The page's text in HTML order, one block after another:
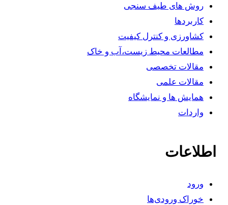
روش های طیف سنجی
کاربردها
کشاورزی و کنترل کیفیت
مطالعات محیط زیست،آب و خاک
مقالات تخصصی
مقالات علمی
همایش ها و نمایشگاه
واردات
اطلاعات
ورود
خوراک ورودی‌ها